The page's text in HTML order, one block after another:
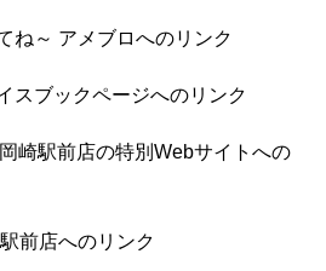
ね～ アメブロへのリンク
スブックページへのリンク
崎駅前店の特別Webサイトへの
前店へのリンク